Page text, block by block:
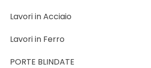
Lavori in Acciaio
Lavori in Ferro
PORTE BLINDATE